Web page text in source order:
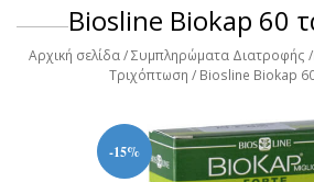
Biosline Biokap 60
Αρχική σελίδα Συμπληρώματα Διατροφής
Τριχόπτωση
Biosline Biokap
-15%